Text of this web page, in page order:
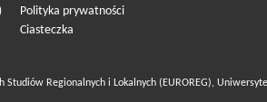
Polityka prywatności
Ciasteczka
Studiów Regionalnych i Lokalnych (EUROREG),